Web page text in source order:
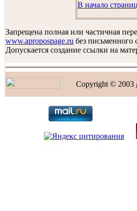
В начало
Запрещена полная или частичная
www.apropospage.ru без письменного
Допускается создание ссылки на
Copyright © 2003